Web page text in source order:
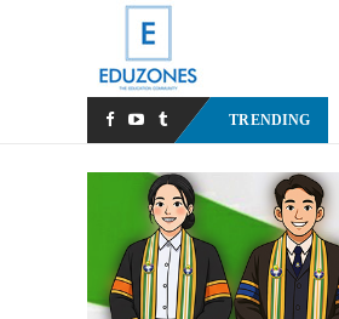
TRENDING